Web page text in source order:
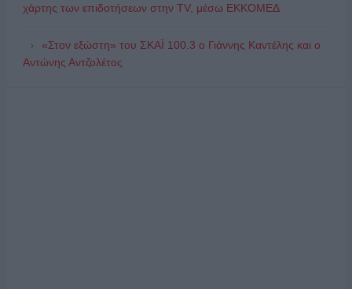
χάρτης των επιδοτήσεων στην TV, μέσω ΕΚΚΟΜΕΔ
«Στον εξώστη» του ΣΚΑΪ 100.3 ο Γιάννης Καντέλης και ο
Αντώνης Αντζολέτος